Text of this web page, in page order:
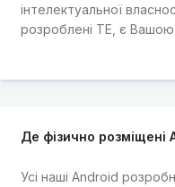
інтелектуальної
розроблені TE, є Вашою
Де фізично розміщені
Усі наші Android